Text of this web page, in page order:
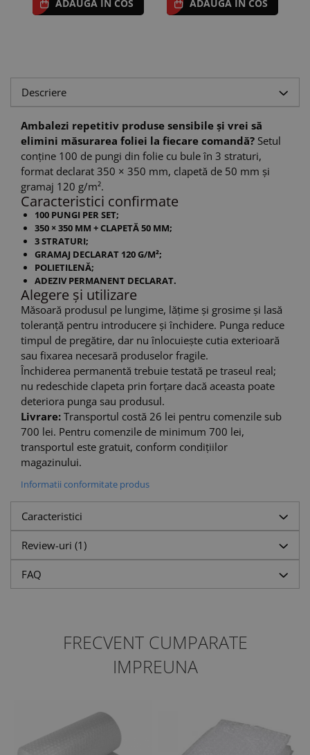
ADAUGA IN COS ADAUGA IN COS
Descriere
Ambalezi repetitiv produse sensibile și vrei să
elimini măsurarea foliei la fiecare comandă? Setul
conține 100 de pungi din folie cu bule în 3 straturi,
format declarat 350 × 350 mm, clapetă de 50 mm și
gramaj 120 g/m².
Caracteristici confirmate
100 PUNGI PER SET;
350 × 350 MM + CLAPETĂ 50 MM;
3 STRATURI;
GRAMAJ DECLARAT 120 G/M²;
POLIETILENĂ;
ADEZIV PERMANENT DECLARAT.
Alegere și utilizare
Măsoară produsul pe lungime, lățime și grosime și lasă
toleranță pentru introducere și închidere. Punga reduce
timpul de pregătire, dar nu înlocuiește cutia exterioară
sau fixarea necesară produselor fragile.
Închiderea permanentă trebuie testată pe traseul real;
nu redeschide clapeta prin forțare dacă aceasta poate
deteriora punga sau produsul.
Livrare: Transportul costă 26 lei pentru comenzile sub
700 lei. Pentru comenzile de minimum 700 lei,
transportul este gratuit, conform condițiilor
magazinului.
Informatii conformitate produs
Caracteristici
Review-uri (1)
FAQ
FRECVENT CUMPARATE
IMPREUNA